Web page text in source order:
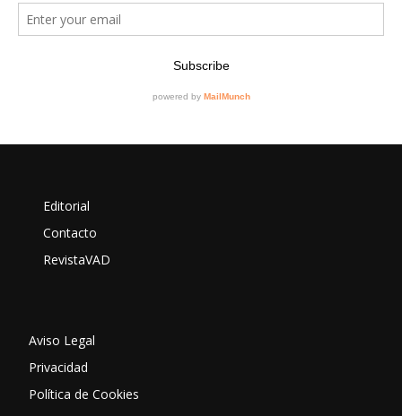
Editorial
Contacto
RevistaVAD
Aviso Legal
Privacidad
Política de Cookies